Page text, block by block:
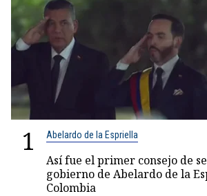
1 Abelardo de la Espriella
Así fue el primer consejo de
gobierno de Abelardo de la
Colombia